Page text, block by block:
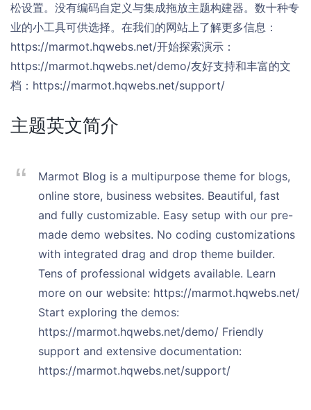
松设置。没有编码自定义与集成拖放主题构建器。数十种专
业的小工具可供选择。在我们的网站上了解更多信息：
https://marmot.hqwebs.net/开始探索演示：
https://marmot.hqwebs.net/demo/友好支持和丰富的文
档：https://marmot.hqwebs.net/support/
主题英文简介
Marmot Blog is a multipurpose theme for blogs,
online store, business websites. Beautiful, fast
and fully customizable. Easy setup with our pre-
made demo websites. No coding customizations
with integrated drag and drop theme builder.
Tens of professional widgets available. Learn
more on our website: https://marmot.hqwebs.net/
Start exploring the demos:
https://marmot.hqwebs.net/demo/ Friendly
support and extensive documentation:
https://marmot.hqwebs.net/support/